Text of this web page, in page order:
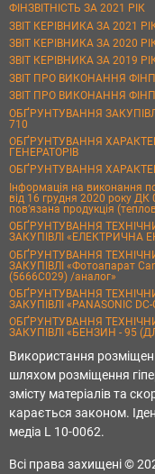
ФІНЗВІТНІСТЬ ЗА 2021 РІК
ЗВІТ КЕРІВНИКА ЗА 2021
ЗВІТ КЕРІВНИКА ЗА 2020
ЗВІТ КЕРІВНИКА ЗА 2019
ЗВІТ ПРО ВИКОНАННЯ
ЗВІТ ПРО ВИКОНАННЯ
ОБҐРУНТУВАННЯ
710
ОБҐРУНТУВАННЯ
ГЕНЕРАТОРІВ
ОБҐРУНТУВАННЯ
Інформація на виконання
від 16 грудня 2020 року
пов’язана продукція
ОБҐРУНТУВАННЯ
ЗАКУПІВЛІ «ЕЛЕКТРИЧНА
ОБҐРУНТУВАННЯ
ЗАКУПІВЛІ «Фотоапарат
(5666C029) /аналог»
ОБҐРУНТУВАННЯ
ЗАКУПІВЛІ «PANASONIC
ОБҐРУНТУВАННЯ
ЗАКУПІВЛІ «БЕНЗИН - 95
Використання
шляхом розміщення
змісту матеріалів та
карається законом.
медіа L 10-0062.
Всі права захищені ©